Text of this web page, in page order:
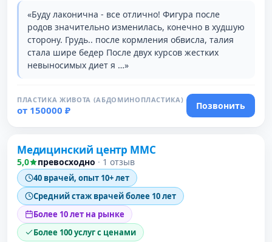
«Буду лаконична - все отлично! Фигура после
родов значительно изменилась, конечно в худшую
сторону. Грудь.. после кормления обвисла, талия
стала шире бедер После двух курсов жестких
невыносимых диет я …»
ПЛАСТИКА ЖИВОТА (АБДОМИНОПЛАСТИКА)
от 150000 ₽
Позвонить
Проверено давно
Медицинский центр ММС
5,0 превосходно · 1 отзыв
40 врачей, опыт 10+ лет
Средний стаж врачей более 10 лет
Более 10 лет на рынке
Более 100 услуг с ценами